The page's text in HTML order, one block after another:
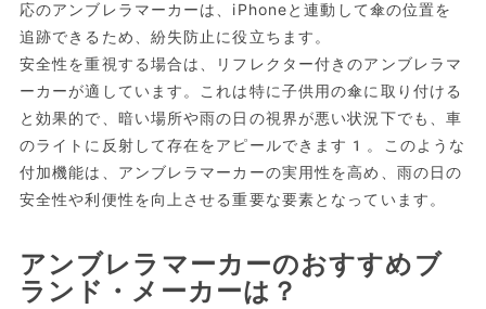
応のアンブレラマーカーは、iPhoneと連動して傘の位置を
追跡できるため、紛失防止に役立ちます。
安全性を重視する場合は、リフレクター付きのアンブレラマ
ーカーが適しています。これは特に子供用の傘に取り付ける
と効果的で、暗い場所や雨の日の視界が悪い状況下でも、車
のライトに反射して存在をアピールできます1。このような
付加機能は、アンブレラマーカーの実用性を高め、雨の日の
安全性や利便性を向上させる重要な要素となっています。
アンブレラマーカーのおすすめブ
ランド・メーカーは？